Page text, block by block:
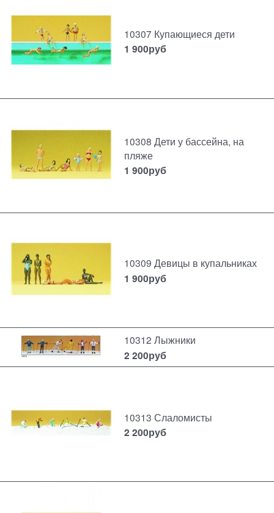
10307 Купающиеся дети
1 900руб
10308 Дети у бассейна, на
пляже
1 900руб
10309 Девицы в купальниках
1 900руб
10312 Лыжники
2 200руб
10313 Слаломисты
2 200руб